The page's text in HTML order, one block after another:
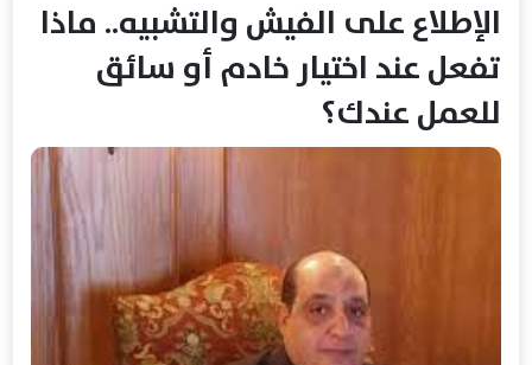
الإطلاع على الفيش والتشبيه.. ماذا
تفعل عند اختيار خادم أو سائق
للعمل عندك؟